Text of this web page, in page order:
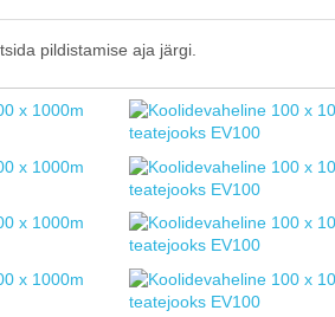
pildistamise aja järgi.